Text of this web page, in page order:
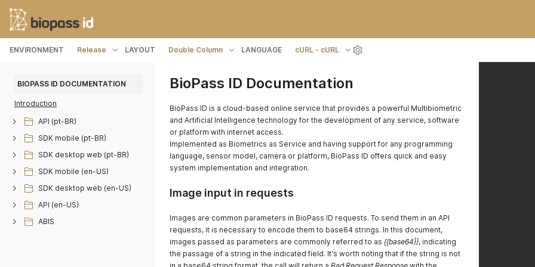
ENVIRONMENT Release LAYOUT Double Column LANGUAGE cURL - cURL
BIOPASS ID DOCUMENTATION
Introduction
API (pt-BR)
SDK mobile (pt-BR)
SDK desktop web (pt-BR)
SDK mobile (en-US)
SDK desktop web (en-US)
API (en-US)
ABIS
BioPass ID Documentation
BioPass ID is a cloud-based online service that provides a powerful Multibiometric
and Artificial Intelligence technology for the development of any service, software
or platform with internet access.
Implemented as Biometrics as Service and having support for any programming
language, sensor model, camera or platform, BioPass ID offers quick and easy
system implementation and integration.
Image input in requests
Images are common parameters in BioPass ID requests. To send them in an API
requests, it is necessary to encode them to base64 strings. In this document,
images passed as parameters are commonly referred to as {{base64}}, indicating
the passage of a string in the indicated field. It's worth noting that if the string is not